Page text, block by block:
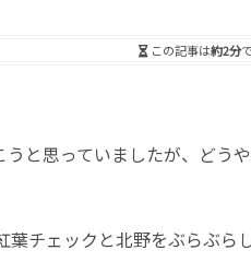
この記事は約2分
と思っていましたが、ど
チェックと北野をぶらぶら